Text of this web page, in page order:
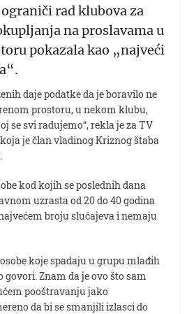
rad klubova za
na proslavama u
pokazala kao „najveći
daje podatke da je boravilo ne
prostoru, u nekom klubu,
se svi radujemo“, rekla je za TV
je član vladinog Kriznog štaba
kod kojih se poslednih dana
uzrasta od 20 do 40 godina
broju slučajeva i nemaju
koje spadaju u grupu mlađih
Znam da je ovo što sam
pooštravanju jako
da bi se smanjili izlasci do